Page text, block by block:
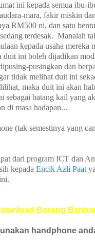
ini kepada semua ibu-
mara, fakir miskin
RM500 ni, dan satu
terdesak. Manalah
kepada usaha mereka
ini boleh dijadikan
pusingkan dan
tidak melihat duit ini
maka duit ini akan
batang kail yang
di masa hadapan...
(tak semestinya yang
dari program ICT dan
kepada Encik Azli Paat
Borang
handphone